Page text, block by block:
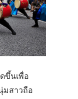
ขึ้นเพื่อ
มสาวถือ